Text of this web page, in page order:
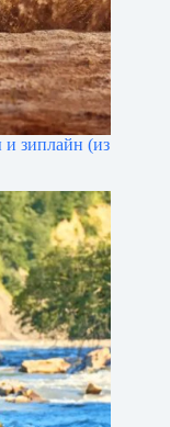
зиплайн (из